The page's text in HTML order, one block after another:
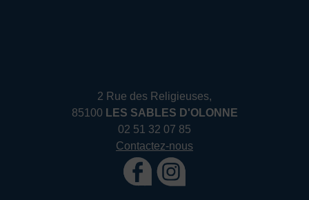
2 Rue des Religieuses,
85100 LES SABLES D'OLONNE
02 51 32 07 85
Contactez-nous